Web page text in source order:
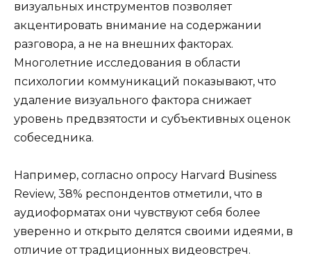
визуальных инструментов позволяет
акцентировать внимание на содержании
разговора, а не на внешних факторах.
Многолетние исследования в области
психологии коммуникаций показывают, что
удаление визуального фактора снижает
уровень предвзятости и субъективных оценок
собеседника.
Например, согласно опросу Harvard Business
Review, 38% респондентов отметили, что в
аудиоформатах они чувствуют себя более
уверенно и открыто делятся своими идеями, в
отличие от традиционных видеовстреч.